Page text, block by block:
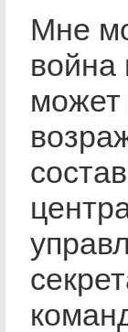
Мне
война
может